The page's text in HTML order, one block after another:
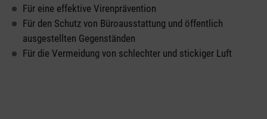
Für eine effektive Virenprävention
Für den Schutz von Büroausstattung und öffentlich
ausgestellten Gegenständen
Für die Vermeidung von schlechter und stickiger Luft